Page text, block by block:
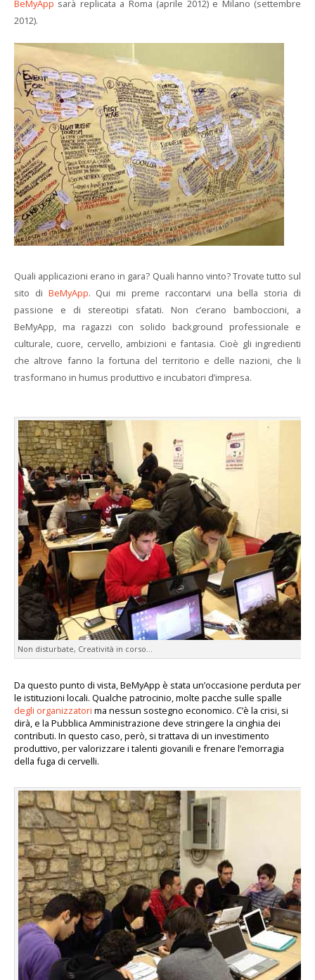
BeMyApp sarà replicata a Roma (aprile 2012) e Milano (settembre
2012).
Quali applicazioni erano in gara? Quali hanno vinto? Trovate tutto sul
sito di BeMyApp. Qui mi preme raccontarvi una bella storia di
passione e di stereotipi sfatati. Non c’erano bamboccioni, a
BeMyApp, ma ragazzi con solido background professionale e
culturale, cuore, cervello, ambizioni e fantasia. Cioè gli ingredienti
che altrove fanno la fortuna del territorio e delle nazioni, che li
trasformano in humus produttivo e incubatori d’impresa.
Non disturbate, Creatività in corso...
Da questo punto di vista, BeMyApp è stata un’occasione perduta per
le istituzioni locali. Qualche patrocinio, molte pacche sulle spalle
degli organizzatori ma nessun sostegno economico. C’è la crisi, si
dirà, e la Pubblica Amministrazione deve stringere la cinghia dei
contributi. In questo caso, però, si trattava di un investimento
produttivo, per valorizzare i talenti giovanili e frenare l’emorragia
della fuga di cervelli.